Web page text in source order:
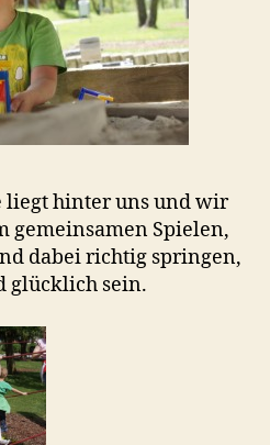
liegt hinter uns und wir
gemeinsamen Spielen,
dabei richtig springen,
glücklich sein.